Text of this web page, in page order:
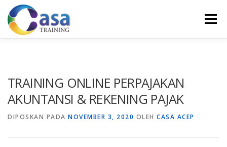
Lompat
konten
Menu
KONTAK KAMI SERTIFIKASI EVALUASI
TRAINING ONLINE PERPAJAKAN
AKUNTANSI & REKENING PAJAK
DIPOSKAN PADA NOVEMBER 3, 2020 OLEH CASA ACEP